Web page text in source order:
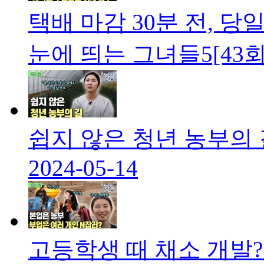
택배 마감 30분 전, 당
눈에 띄는 그녀들5[43
쉽지 않은 청년 농부의
2024-05-14
고등학생 때 채소 개발